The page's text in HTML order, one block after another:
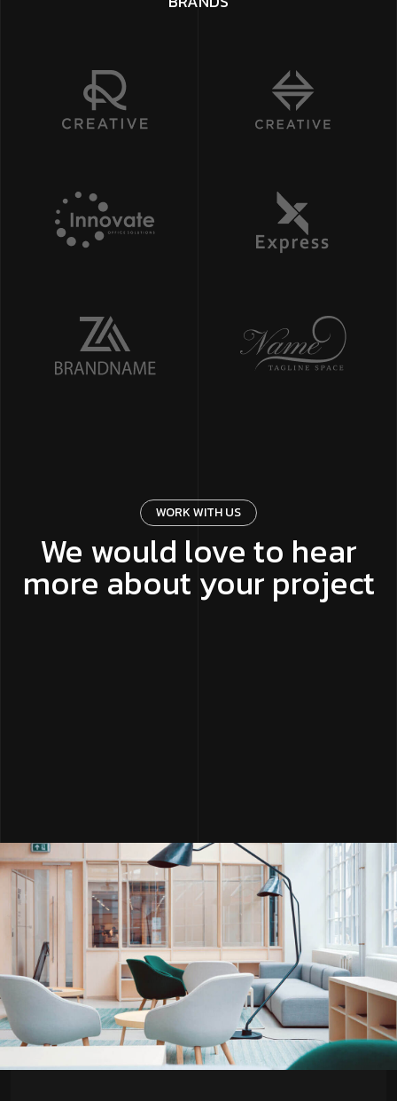
WORK WITH US
We would love to hear
more about your project